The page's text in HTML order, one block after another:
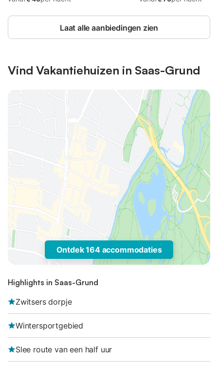
Laat alle aanbiedingen zien
Vind Vakantiehuizen in Saas-Grund
Ontdek 164 accommodaties
Highlights in Saas-Grund
Zwitsers dorpje
Wintersportgebied
Slee route van een half uur